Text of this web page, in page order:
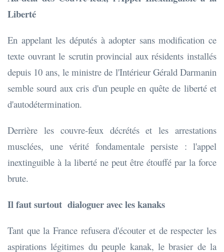
Liberté
En appelant les députés à adopter sans modification ce
texte ouvrant le scrutin provincial aux résidents installés
depuis 10 ans, le ministre de l'Intérieur Gérald Darmanin
semble sourd aux cris d'un peuple en quête de liberté et
d'autodétermination.
Derrière les couvre-feux décrétés et les arrestations
musclées, une vérité fondamentale persiste : l'appel
inextinguible à la liberté ne peut être étouffé par la force
brute.
Il faut surtout dialoguer avec les kanaks
Tant que la France refusera d'écouter et de respecter les
aspirations légitimes du peuple kanak, le brasier de la